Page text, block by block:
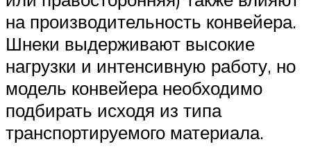
на производительность конвейера.
Шнеки выдерживают высокие
нагрузки и интенсивную работу, но
модель конвейера необходимо
подбирать исходя из типа
транспортируемого материала.